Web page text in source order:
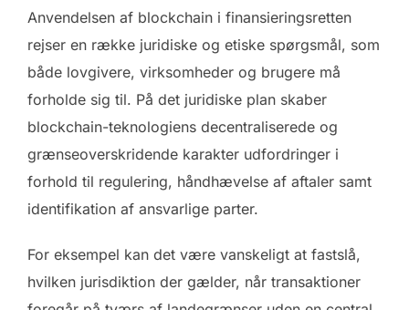
Anvendelsen af blockchain i finansieringsretten
rejser en række juridiske og etiske spørgsmål, som
både lovgivere, virksomheder og brugere må
forholde sig til. På det juridiske plan skaber
blockchain-teknologiens decentraliserede og
grænseoverskridende karakter udfordringer i
forhold til regulering, håndhævelse af aftaler samt
identifikation af ansvarlige parter.
For eksempel kan det være vanskeligt at fastslå,
hvilken jurisdiktion der gælder, når transaktioner